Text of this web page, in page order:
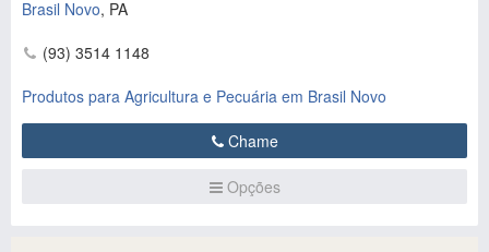
Brasil Novo, PA
(93) 3514 1148
Produtos para Agricultura e Pecuária em Brasil Novo
Chame
Opções